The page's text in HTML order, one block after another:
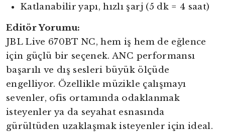
Katlanabilir yapı, hızlı şarj (5 dk = 4 saat)
Editör Yorumu:
JBL Live 670BT NC, hem iş hem de eğlence
için güçlü bir seçenek. ANC performansı
başarılı ve dış sesleri büyük ölçüde
engelliyor. Özellikle müzikle çalışmayı
sevenler, ofis ortamında odaklanmak
isteyenler ya da seyahat esnasında
gürültüden uzaklaşmak isteyenler için ideal.